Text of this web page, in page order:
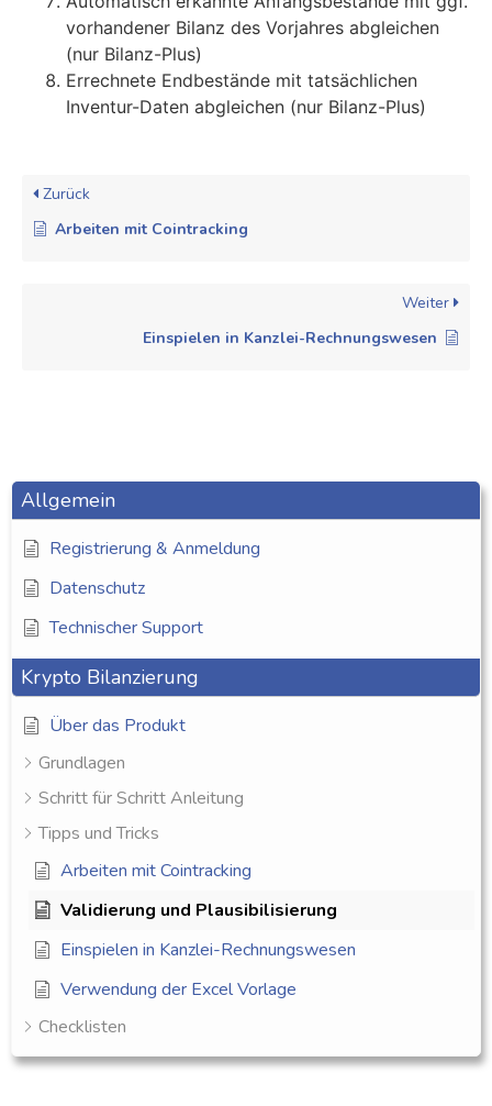
Allgemein
Registrierung & Anmeldung
Datenschutz
Technischer Support
Krypto Bilanzierung
Über das Produkt
Grundlagen
Schritt für Schritt Anleitung
Tipps und Tricks
Arbeiten mit Cointracking
Validierung und Plausibilisierung
Einspielen in Kanzlei-Rechnungswesen
Verwendung der Excel Vorlage
Checklisten
vorhandener Bilanz des Vorjahres abgleichen
(nur Bilanz-Plus)
Errechnete Endbestände mit tatsächlichen
Inventur-Daten abgleichen (nur Bilanz-Plus)
Zurück
Arbeiten mit Cointracking
Weiter
Einspielen in Kanzlei-Rechnungswesen